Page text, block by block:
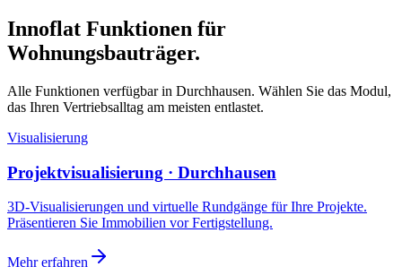
Innoflat Funktionen für
Wohnungsbauträger.
Alle Funktionen verfügbar in Durchhausen. Wählen Sie das Modul,
das Ihren Vertriebsalltag am meisten entlastet.
Visualisierung
Projektvisualisierung · Durchhausen
3D-Visualisierungen und virtuelle Rundgänge für Ihre Projekte.
Präsentieren Sie Immobilien vor Fertigstellung.
Mehr erfahren